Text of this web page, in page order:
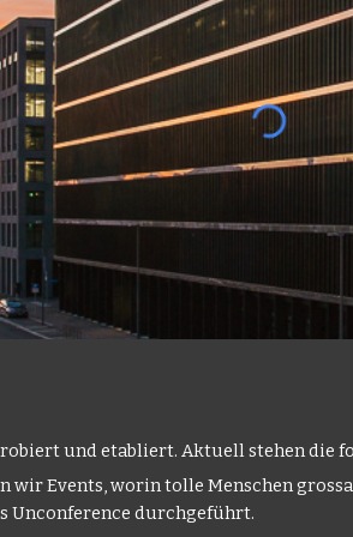
und etabliert. Aktuell stehen die
wir Events, worin tolle Menschen
Unconference durchgeführt.